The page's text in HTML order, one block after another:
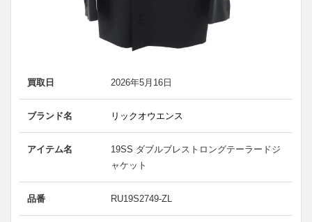
買取日 2026年5月16日
ブランド名 リックオウエンス
アイテム名
19SS ダブルブレストロングテーラードジ
ャケット
品番 RU19S2749-ZL